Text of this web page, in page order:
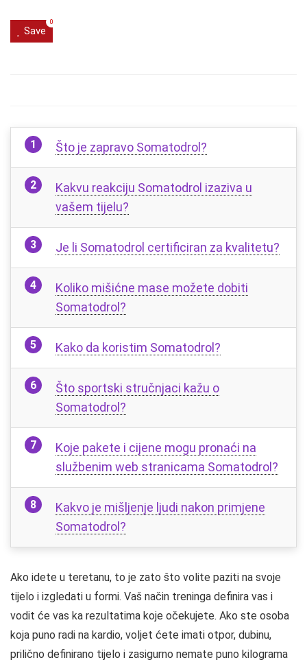
Save
0
Što je zapravo Somatodrol?
Kakvu reakciju Somatodrol izaziva u
vašem tijelu?
Je li Somatodrol certificiran za kvalitetu?
Koliko mišićne mase možete dobiti
Somatodrol?
Kako da koristim Somatodrol?
Što sportski stručnjaci kažu o
Somatodrol?
Koje pakete i cijene mogu pronaći na
službenim web stranicama Somatodrol?
Kakvo je mišljenje ljudi nakon primjene
Somatodrol?
Ako idete u teretanu, to je zato što volite paziti na svoje
tijelo i izgledati u formi. Vaš način treninga definira vas i
vodit će vas ka rezultatima koje očekujete. Ako ste osoba
koja puno radi na kardio, voljet ćete imati otpor, dubinu,
prilično definirano tijelo i zasigurno nemate puno kilograma